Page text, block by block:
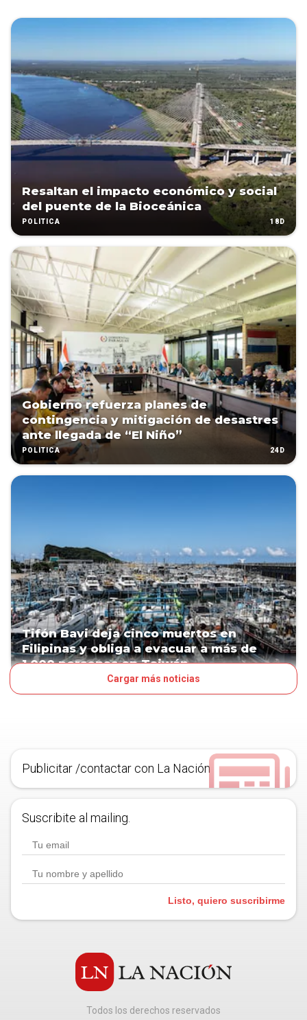
Resaltan el impacto económico y social
del puente de la Bioceánica
POLÍTICA 18D
Gobierno refuerza planes de
contingencia y mitigación de desastres
ante llegada de “El Niño”
POLÍTICA 24D
Tifón Bavi deja cinco muertos en
Filipinas y obliga a evacuar a más de
1.000 personas en Taiwán
Cargar más noticias
Publicitar /contactar con La Nación
Suscribite al mailing.
Listo, quiero suscribirme
Todos los derechos reservados